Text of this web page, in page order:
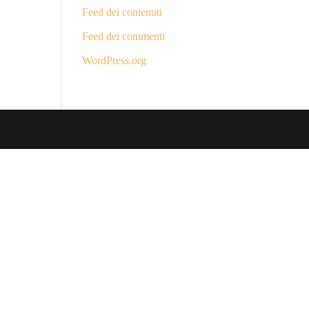
Feed dei contenuti
Feed dei commenti
WordPress.org